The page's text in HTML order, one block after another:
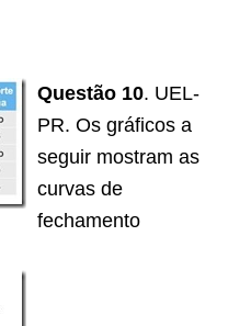
Questão 10. UEL-
PR. Os gráficos a
seguir mostram as
curvas de
fechamento